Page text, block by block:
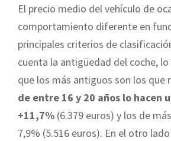
El precio medio del vehículo de
comportamiento diferente en
principales criterios de
cuenta la antigüedad del coche,
que los más antiguos son los que
de entre 16 y 20 años lo hacen
+11,7% (6.379 euros) y los de
7,9% (5.516 euros). En el otro